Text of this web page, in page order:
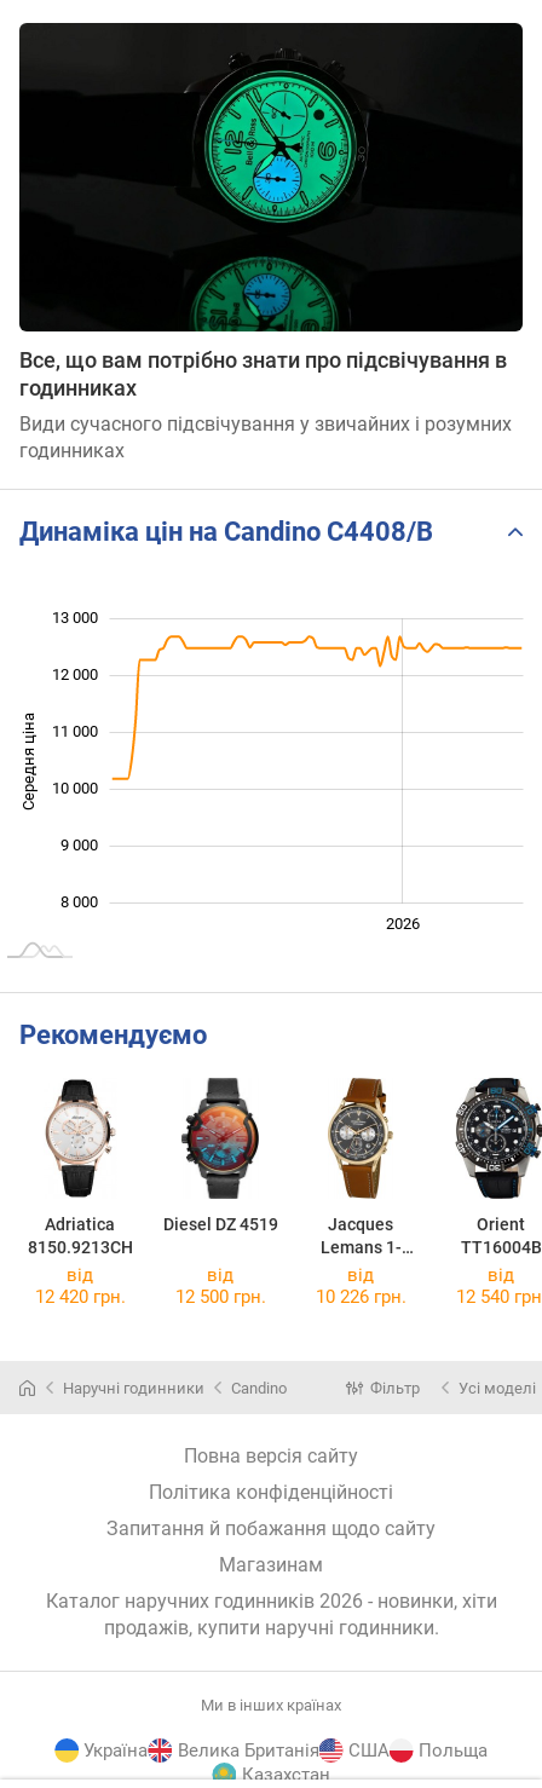
Все, що вам потрібно знати про підсвічування в
годинниках
Види сучасного підсвічування у звичайних і розумних
годинниках
Динаміка цін на Candino C4408/B
Середня ціна
8 000
9 000
10 000
11 000
12 000
13 000
2026
Рекомендуємо
Adriatica
8150.9213CH
Diesel DZ 4519
Jacques
Lemans 1-
2068J
Orient
TT16004B
від
12 420 грн.
від
12 500 грн.
від
10 226 грн.
від
12 540
Наручні годинники Candino Фільтр Усі моделі
Повна версія сайту
Політика конфіденційності
Запитання й побажання щодо сайту
Магазинам
Каталог наручних годинників 2026 - новинки, хіти
продажів, купити наручні годинники.
Ми в інших країнах
Україна Велика Британія США
Польща
Казахстан